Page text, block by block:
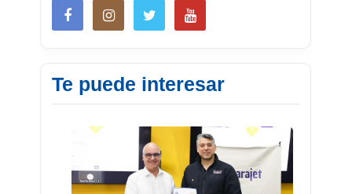
Te puede interesar